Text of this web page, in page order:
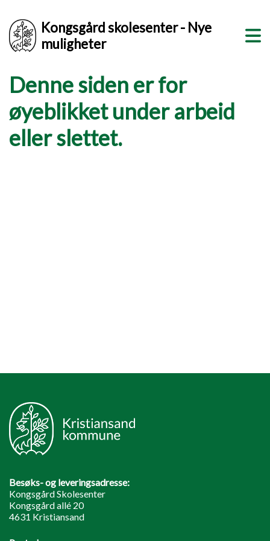
Kongsgård skolesenter - Nye
muligheter
Denne siden er for
øyeblikket under arbeid
eller slettet.
Besøks- og leveringsadresse:
Kongsgård Skolesenter
Kongsgård allé 20
4631 Kristiansand